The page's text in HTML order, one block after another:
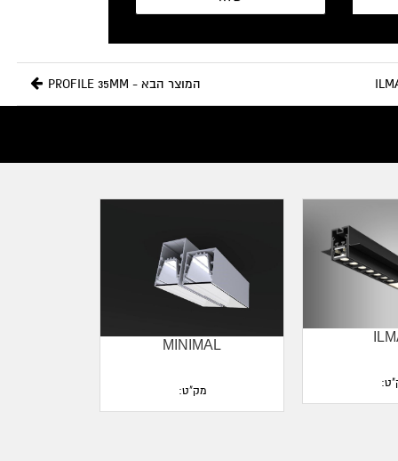
המוצר הבא - PROFILE 35MM
MINIMAL
מק"ט: